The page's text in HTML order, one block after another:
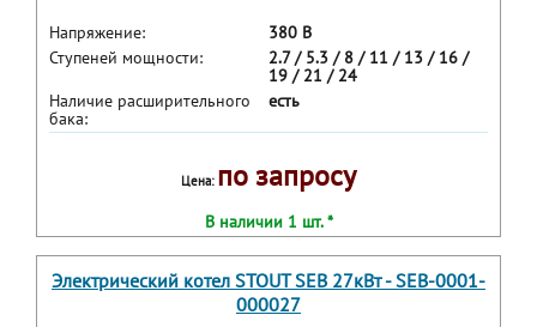
Напряжение:
380 В
Ступеней мощности:
2.7 / 5.3 / 8 / 11 / 13 / 16 /
19 / 21 / 24
Наличие расширительного
бака:
есть
Цена: по запросу
В наличии 1 шт. *
Электрический котел STOUT SEB 27кВт - SEB-0001-
000027